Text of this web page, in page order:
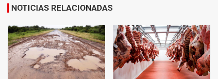
NOTICIAS RELACIONADAS